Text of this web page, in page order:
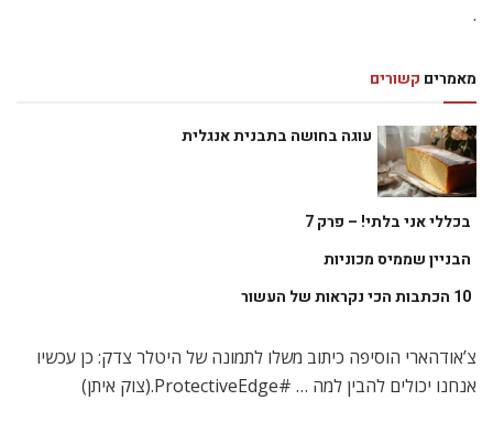
.
מאמרים קשורים
עוגה בחושה בתבנית אנגלית
בכללי אני בלתי! – פרק 7
הבניין שממיס מכוניות
10 הכתבות הכי נקראות של העשור
צ’אודהארי הוסיפה כיתוב משלו לתמונה של היטלר צדק: כן עכשיו
אנחנו יכולים להבין למה … #ProtectiveEdge.(צוק איתן)